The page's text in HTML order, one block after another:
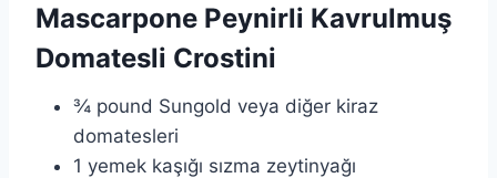
Mascarpone Peynirli Kavrulmuş
Domatesli Crostini
¾ pound Sungold veya diğer kiraz
domatesleri
1 yemek kaşığı sızma zeytinyağı